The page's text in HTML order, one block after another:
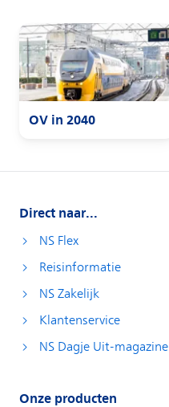
Direct naar...
NS Flex
Reisinformatie
NS Zakelijk
Klantenservice
NS Dagje Uit-magazine
Onze producten